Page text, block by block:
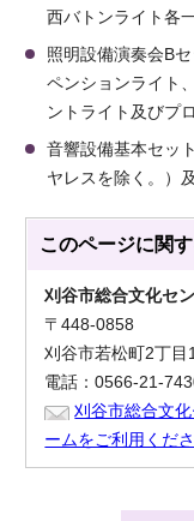
西バトンライト各
照明設備演奏会B
ペンションライト
ントライト及びプ
音響設備基本セッ
ヤレスを除く。）
このページに関
刈谷市総合文化セ
〒448-0858
刈谷市若松町2丁目
電話：0566-21-
刈谷市総合文
ームをご利用くださ